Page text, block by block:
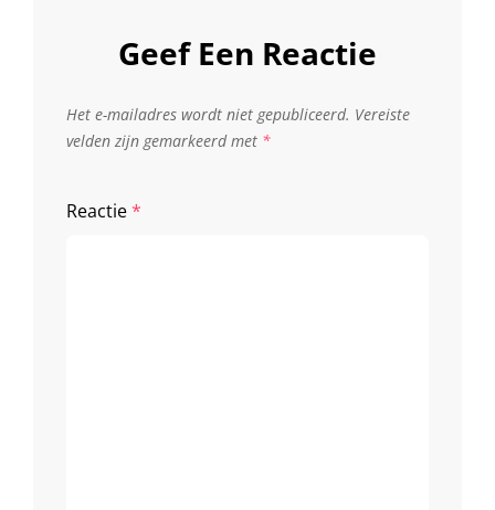
Geef Een Reactie
Het e-mailadres wordt niet gepubliceerd. Vereiste
velden zijn gemarkeerd met *
Reactie*